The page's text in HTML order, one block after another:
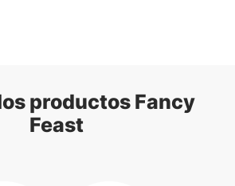
productos Fancy
Feast